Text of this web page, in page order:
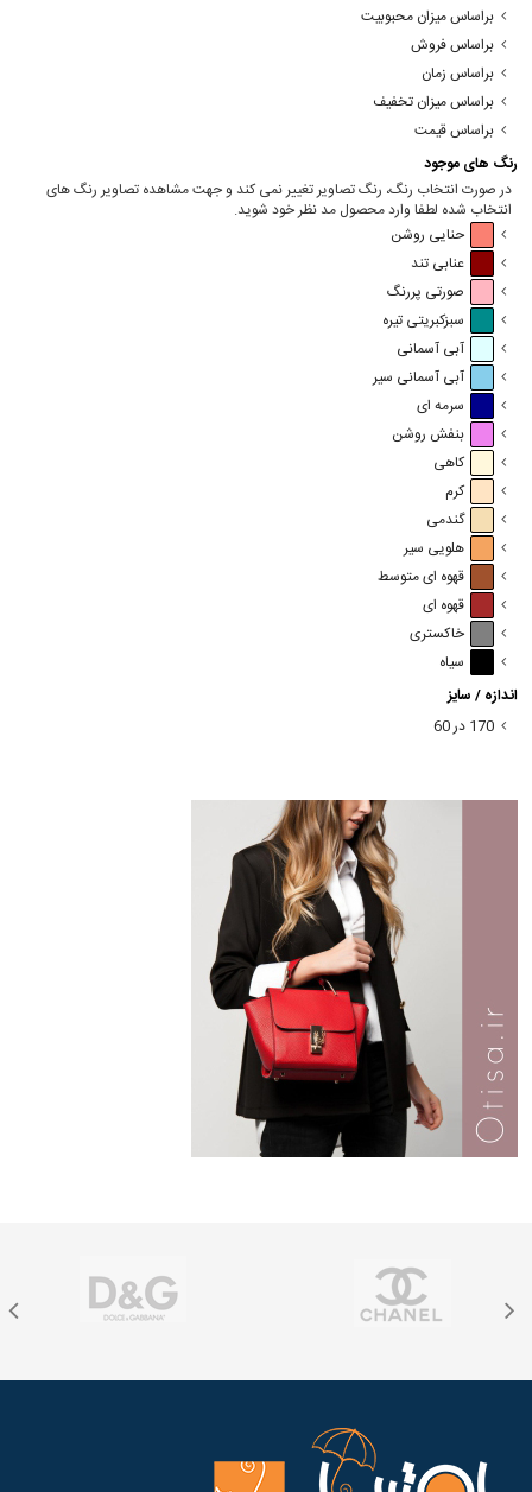
براساس میزان محبوبیت
براساس فروش
براساس زمان
براساس میزان تخفیف
براساس قیمت
رنگ های موجود
در صورت انتخاب رنگ، رنگ تصاویر تغییر نمی کند و جهت مشاهده تصاویر رنگ های
انتخاب شده لطفا وارد محصول مد نظر خود شوید.
حنایی روشن
عنابی تند
صورتی پررنگ
سبزکبریتی تیره
آبی آسمانی
آبی آسمانی سیر
سرمه ای
بنفش روشن
کاهی
کرم
گندمی
هلویی سیر
قهوه ای متوسط
قهوه ای
خاکستری
سیاه
اندازه / سایز
170 در 60